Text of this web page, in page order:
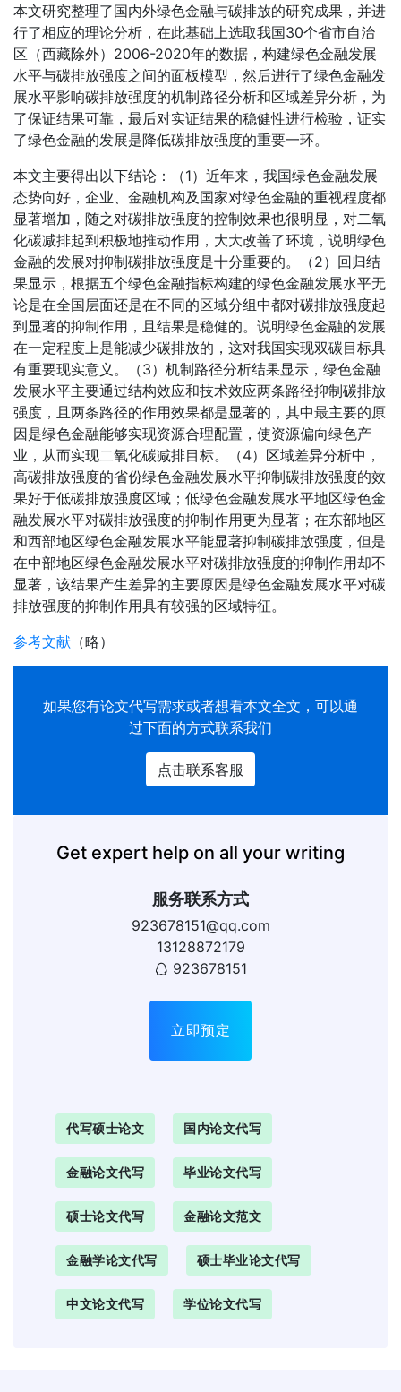
本文研究整理了国内外绿色金融与碳排放的研究成果，并进
行了相应的理论分析，在此基础上选取我国30个省市自治
区（西藏除外）2006-2020年的数据，构建绿色金融发展
水平与碳排放强度之间的面板模型，然后进行了绿色金融发
展水平影响碳排放强度的机制路径分析和区域差异分析，为
了保证结果可靠，最后对实证结果的稳健性进行检验，证实
了绿色金融的发展是降低碳排放强度的重要一环。
本文主要得出以下结论：（1）近年来，我国绿色金融发展
态势向好，企业、金融机构及国家对绿色金融的重视程度都
显著增加，随之对碳排放强度的控制效果也很明显，对二氧
化碳减排起到积极地推动作用，大大改善了环境，说明绿色
金融的发展对抑制碳排放强度是十分重要的。（2）回归结
果显示，根据五个绿色金融指标构建的绿色金融发展水平无
论是在全国层面还是在不同的区域分组中都对碳排放强度起
到显著的抑制作用，且结果是稳健的。说明绿色金融的发展
在一定程度上是能减少碳排放的，这对我国实现双碳目标具
有重要现实意义。（3）机制路径分析结果显示，绿色金融
发展水平主要通过结构效应和技术效应两条路径抑制碳排放
强度，且两条路径的作用效果都是显著的，其中最主要的原
因是绿色金融能够实现资源合理配置，使资源偏向绿色产
业，从而实现二氧化碳减排目标。（4）区域差异分析中，
高碳排放强度的省份绿色金融发展水平抑制碳排放强度的效
果好于低碳排放强度区域；低绿色金融发展水平地区绿色金
融发展水平对碳排放强度的抑制作用更为显著；在东部地区
和西部地区绿色金融发展水平能显著抑制碳排放强度，但是
在中部地区绿色金融发展水平对碳排放强度的抑制作用却不
显著，该结果产生差异的主要原因是绿色金融发展水平对碳
排放强度的抑制作用具有较强的区域特征。
参考文献 （略）
如果您有论文代写需求或者想看本文全文，可以通
过下面的方式联系我们
点击联系客服
Get expert help on all your writing
服务联系方式
923678151@qq.com
13128872179
923678151
立即预定
代写硕士论文 国内论文代写
金融论文代写 毕业论文代写
硕士论文代写 金融论文范文
金融学论文代写 硕士毕业论文代写
中文论文代写 学位论文代写